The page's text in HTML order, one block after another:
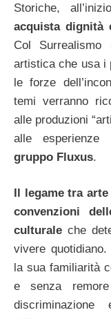
Storiche,
acquista dignità
Col
artistica che usa i
le forze
temi verranno
alle produzioni
alle esperienze
gruppo Fluxus.
Il legame tra
convenzioni
culturaleche
vivere
la sua familiarità
e senza